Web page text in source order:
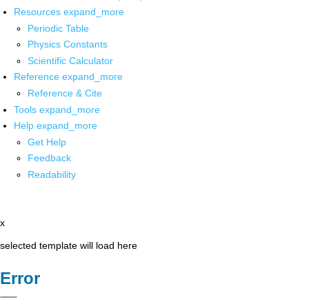
Resources expand_more
Periodic Table
Physics Constants
Scientific Calculator
Reference expand_more
Reference & Cite
Tools expand_more
Help expand_more
Get Help
Feedback
Readability
x
selected template will load here
Error